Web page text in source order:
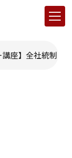
講座】全社統制